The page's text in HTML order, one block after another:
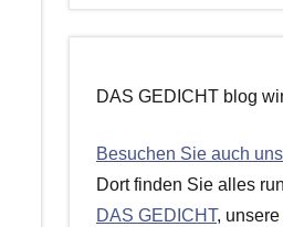
DAS GEDICHT blog
Besuchen Sie auch
Dort finden Sie alles
DAS GEDICHT, unsere